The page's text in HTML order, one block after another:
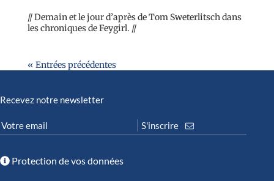
// Demain et le jour d’après de Tom Sweterlitsch dans
les chroniques de Feygirl. //
« Entrées précédentes
Recevez notre newsletter
Protection de vos données